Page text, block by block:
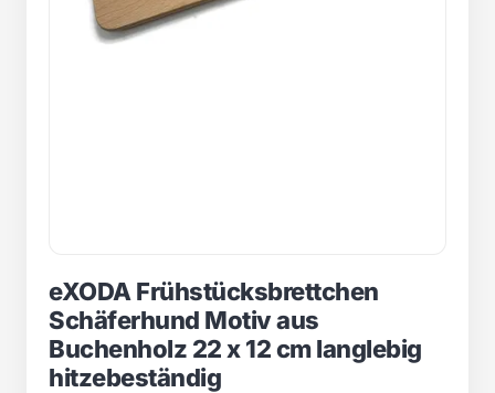
eXODA Frühstücksbrettchen
Schäferhund Motiv aus
Buchenholz 22 x 12 cm langlebig
hitzebeständig